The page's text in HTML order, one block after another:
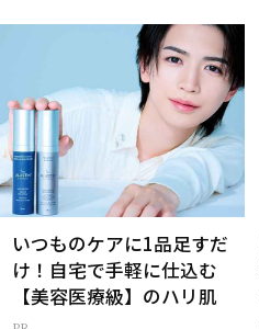
いつものケアに1品足すだ
け！自宅で手軽に仕込む
【美容医療級】のハリ肌